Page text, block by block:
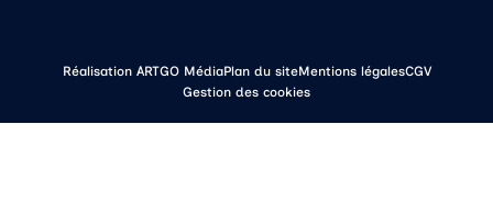
Réalisation ARTGO MédiaPlan du siteMentions légalesCGV
Gestion des cookies